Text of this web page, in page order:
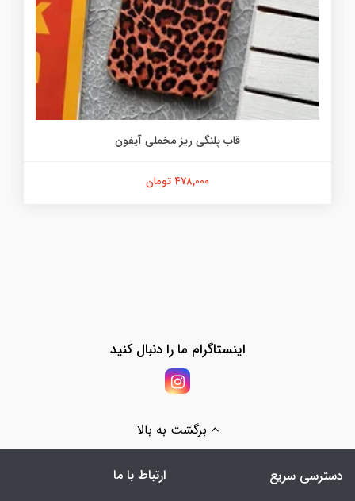
قاب پلنگی ریز مخملی آیفون
478,000 تومان
اینستاگرام ما را دنبال کنید
برگشت به بالا
دسترسی سریع ارتباط با ما